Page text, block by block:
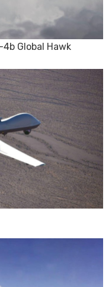
Global Hawk